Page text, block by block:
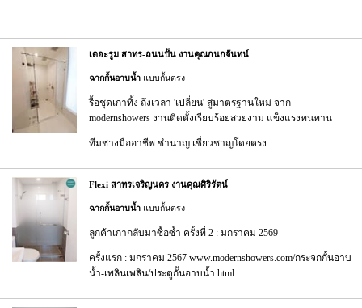
เดอะรูม สาทร-ถนนปั้น งานคุณกนกจันทน์
ฉากกั้นอาบน้ำ แบบกั้นตรง
รื้อชุดเก่าทิ้ง ถึงเวลา 'เปลี่ยน' สู่มาตรฐานใหม่ จาก
modernshowers งานติดตั้งเรียบร้อยสวยงาม แข็งแรงทนทาน
ทีมช่างมืออาชีพ ชำนาญ เชี่ยวชาญโดยตรง
Flexi สาทรเจริญนคร งานคุณศิริรัตน์
ฉากกั้นอาบน้ำ แบบกั้นตรง
ลูกค้าเก่ากลับมาซื้อซ้ำ ครั้งที่ 2 : มกราคม 2569
ครั้งแรก : มกราคม 2567 www.modernshowers.com/กระจกกั้นอาบ
น้ำ-เพลินเพลิน/ประตูกั้นอาบน้ำ.html